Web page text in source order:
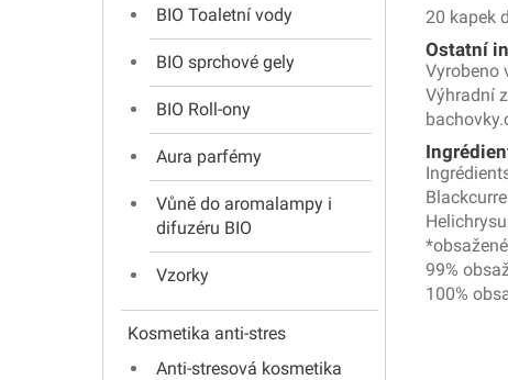
BIO Toaletní vody
BIO sprchové gely
BIO Roll-ony
Aura parfémy
Vůně do aromalampy i
difuzéru BIO
Vzorky
Kosmetika anti-stres
Anti-stresová kosmetika
20 kapek
Ostatní
Vyrobeno
Výhradní
99%
100%